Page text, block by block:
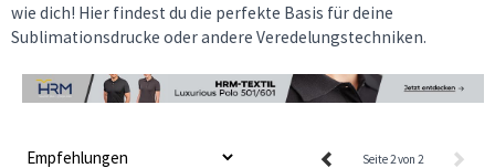
wie dich! Hier findest du die perfekte Basis für deine
Sublimationsdrucke oder andere Veredelungstechniken.
Seite 2 von 2